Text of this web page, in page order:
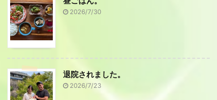
2026/7/30
退院されました。
2026/7/23